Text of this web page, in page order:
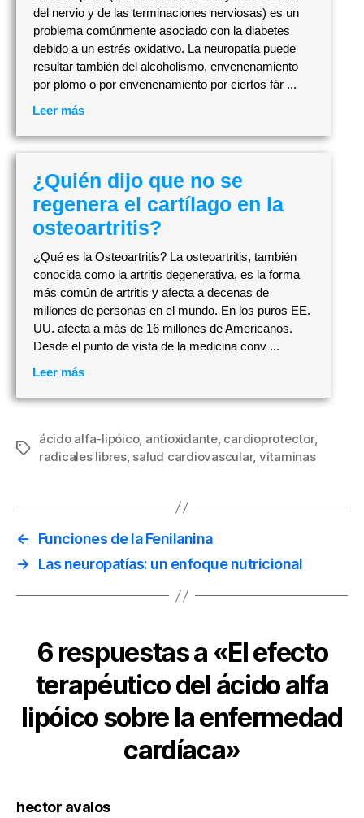
del nervio y de las terminaciones nerviosas) es un
problema comúnmente asociado con la diabetes
debido a un estrés oxidativo. La neuropatía puede
resultar también del alcoholismo, envenenamiento
por plomo o por envenenamiento por ciertos fár ...
Leer más
¿Quién dijo que no se
regenera el cartílago en la
osteoartritis?
¿Qué es la Osteoartritis? La osteoartritis, también
conocida como la artritis degenerativa, es la forma
más común de artritis y afecta a decenas de
millones de personas en el mundo. En los puros EE.
UU. afecta a más de 16 millones de Americanos.
Desde el punto de vista de la medicina conv ...
Leer más
Etiquetas
ácido alfa-lipóico, antioxidante, cardioprotector,
radicales libres, salud cardiovascular, vitaminas
←
Funciones de la Fenilanina
→
Las neuropatías: un enfoque nutricional
6 respuestas a «El efecto
terapéutico del ácido alfa
lipóico sobre la enfermedad
cardíaca»
hector avalosdice: